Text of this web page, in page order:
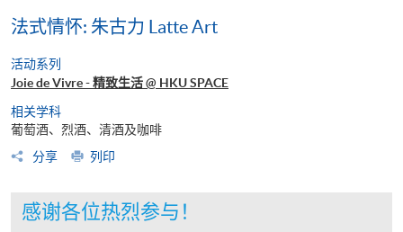
法式情怀: 朱古力 Latte Art
活动系列
Joie de Vivre - 精致生活 @ HKU SPACE
相关学科
葡萄酒、烈酒、清酒及咖啡
分享
列印
感谢各位热烈参与！